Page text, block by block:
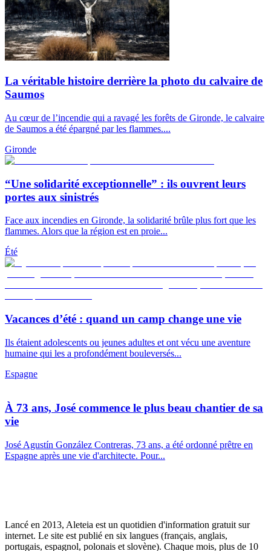
La véritable histoire derrière la photo du calvaire de
Saumos
Au cœur de l’incendie qui a ravagé les forêts de Gironde, le calvaire
de Saumos a été épargné par les flammes....
Gironde
“Une solidarité exceptionnelle” : ils ouvrent leurs
portes aux sinistrés
Face aux incendies en Gironde, la solidarité brûle plus fort que les
flammes. Alors que la région est en proie...
Été
Vacances d’été : quand un camp change une vie
Ils étaient adolescents ou jeunes adultes et ont vécu une aventure
humaine qui les a profondément bouleversés...
Espagne
À 73 ans, José commence le plus beau chantier de sa
vie
José Agustín González Contreras, 73 ans, a été ordonné prêtre en
Espagne après une vie d'architecte. Pour...
Lancé en 2013, Aleteia est un quotidien d'information gratuit sur
internet. Le site est publié en six langues (français, anglais,
portugais, espagnol, polonais et slovène). Chaque mois, plus de 10